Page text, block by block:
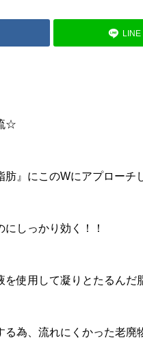
LINE
☆
』にこのWにアプローチ
しっかり効く！！
を使用して凝りとたるん
る為、流れにくかった老